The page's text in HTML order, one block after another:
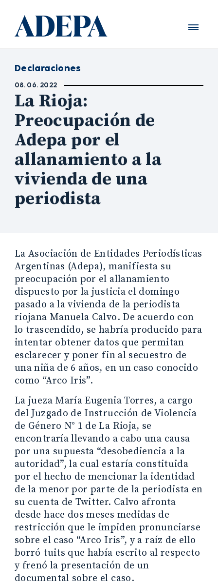
Declaraciones
08. 06. 2022
La Rioja:
Preocupación de
Adepa por el
allanamiento a la
vivienda de una
periodista
La Asociación de Entidades Periodísticas
Argentinas (Adepa), manifiesta su
preocupación por el allanamiento
dispuesto por la justicia el domingo
pasado a la vivienda de la periodista
riojana Manuela Calvo. De acuerdo con
lo trascendido, se habría producido para
intentar obtener datos que permitan
esclarecer y poner fin al secuestro de
una niña de 6 años, en un caso conocido
como “Arco Iris”.
La jueza María Eugenia Torres, a cargo
del Juzgado de Instrucción de Violencia
de Género N° 1 de La Rioja, se
encontraría llevando a cabo una causa
por una supuesta “desobediencia a la
autoridad”, la cual estaría constituida
por el hecho de mencionar la identidad
de la menor por parte de la periodista en
su cuenta de Twitter. Calvo afronta
desde hace dos meses medidas de
restricción que le impiden pronunciarse
sobre el caso “Arco Iris”, y a raíz de ello
borró tuits que había escrito al respecto
y frenó la presentación de un
documental sobre el caso.